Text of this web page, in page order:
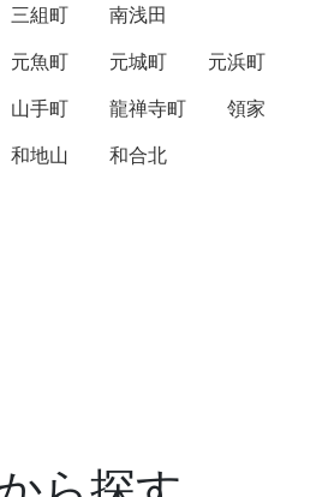
三組町
南浅田
元魚町 元城町
元浜町
山手町 龍禅寺町
領家
和地山 和合北